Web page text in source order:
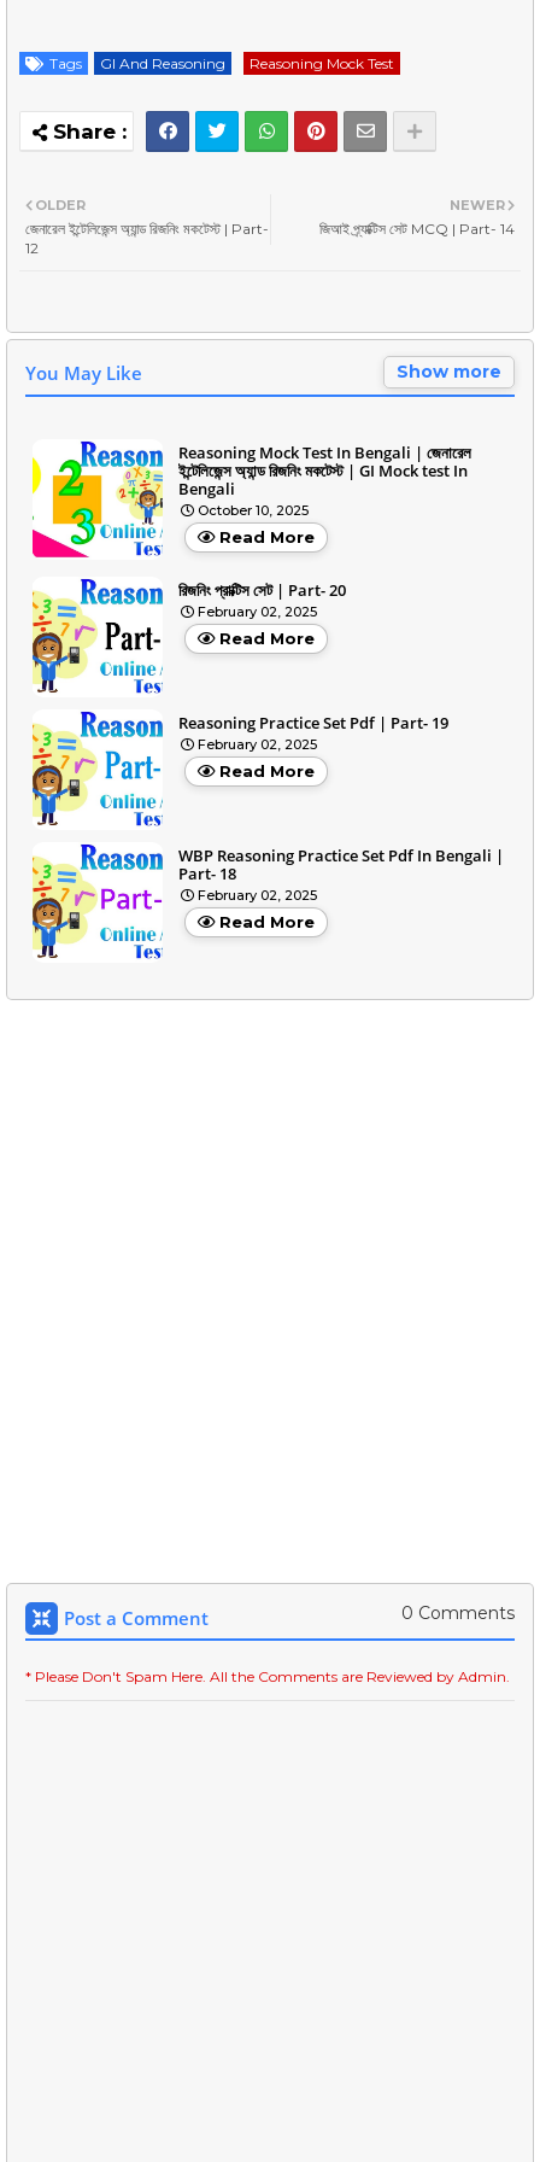
Tags GI And Reasoning Reasoning Mock Test
NEWER
জিআই প্র্যাক্টিস সেট MCQ | Part- 14
OLDER
জেনারেল ইন্টেলিজেন্স অ্যান্ড রিজনিং মকটেস্ট | Part-
12
You May Like Show more
Reasoning Mock Test In Bengali | জেনারেল
ইন্টেলিজেন্স অ্যান্ড রিজনিং মকটেস্ট | GI Mock test In
Bengali
October 10, 2025
Read More
রিজনিং প্রাক্টিস সেট | Part- 20
February 02, 2025
Read More
Reasoning Practice Set Pdf | Part- 19
February 02, 2025
Read More
WBP Reasoning Practice Set Pdf In Bengali |
Part- 18
February 02, 2025
Read More
Post a Comment 0 Comments
* Please Don't Spam Here. All the Comments are Reviewed by Admin.